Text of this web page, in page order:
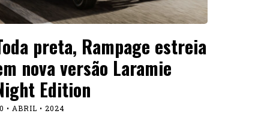
preta, Rampage estreia
nova versão Laramie
Edition
• ABRIL • 2024